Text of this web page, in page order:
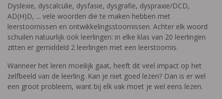
Dyslexie, dyscalculie, dysfasie, dysgrafie, dyspraxie/DCD,
AD(H)D, ... vele woorden die te maken hebben met
leerstoornissen en ontwikkelingsstoornissen. Achter elk woord
schuilen natuurlijk ook leerlingen: in elke klas van 20 leerlingen
zitten er gemiddeld 2 leerlingen met een leerstoornis.
Wanneer het leren moeilijk gaat, heeft dit veel impact op het
zelfbeeld van de leerling. Kan je niet goed lezen? Dan is er wel
een groot probleem, want bij elk vak moet je wel eens lezen.